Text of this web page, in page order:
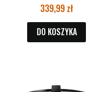
339,99
DO KOSZYKA